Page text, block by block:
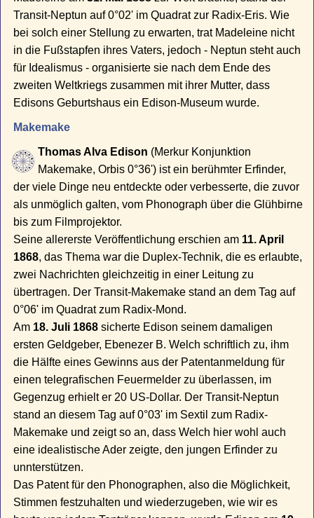
Transit-Neptun auf 0°02' im Quadrat zur Radix-Eris. Wie
bei solch einer Stellung zu erwarten, trat Madeleine nicht
in die Fußstapfen ihres Vaters, jedoch - Neptun steht auch
für Idealismus - organisierte sie nach dem Ende des
zweiten Weltkriegs zusammen mit ihrer Mutter, dass
Edisons Geburtshaus ein Edison-Museum wurde.
Makemake
Thomas Alva Edison (Merkur Konjunktion
Makemake, Orbis 0°36') ist ein berühmter Erfinder,
der viele Dinge neu entdeckte oder verbesserte, die zuvor
als unmöglich galten, vom Phonograph über die Glühbirne
bis zum Filmprojektor.
Seine allererste Veröffentlichung erschien am 11. April
1868, das Thema war die Duplex-Technik, die es erlaubte,
zwei Nachrichten gleichzeitig in einer Leitung zu
übertragen. Der Transit-Makemake stand an dem Tag auf
0°06' im Quadrat zum Radix-Mond.
Am 18. Juli 1868 sicherte Edison seinem damaligen
ersten Geldgeber, Ebenezer B. Welch schriftlich zu, ihm
die Hälfte eines Gewinns aus der Patentanmeldung für
einen telegrafischen Feuermelder zu überlassen, im
Gegenzug erhielt er 20 US-Dollar. Der Transit-Neptun
stand an diesem Tag auf 0°03' im Sextil zum Radix-
Makemake und zeigt so an, dass Welch hier wohl auch
eine idealistische Ader zeigte, den jungen Erfinder zu
unnterstützen.
Das Patent für den Phonographen, also die Möglichkeit,
Stimmen festzuhalten und wiederzugeben, wie wir es